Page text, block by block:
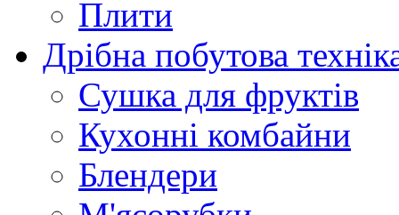
Плити
Дрібна побутова
Сушка для фруктів
Кухонні комбайни
Блендери